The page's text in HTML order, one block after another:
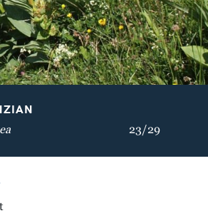
GEMEINE AKELEI
Aquilegia vulgaris
23/29